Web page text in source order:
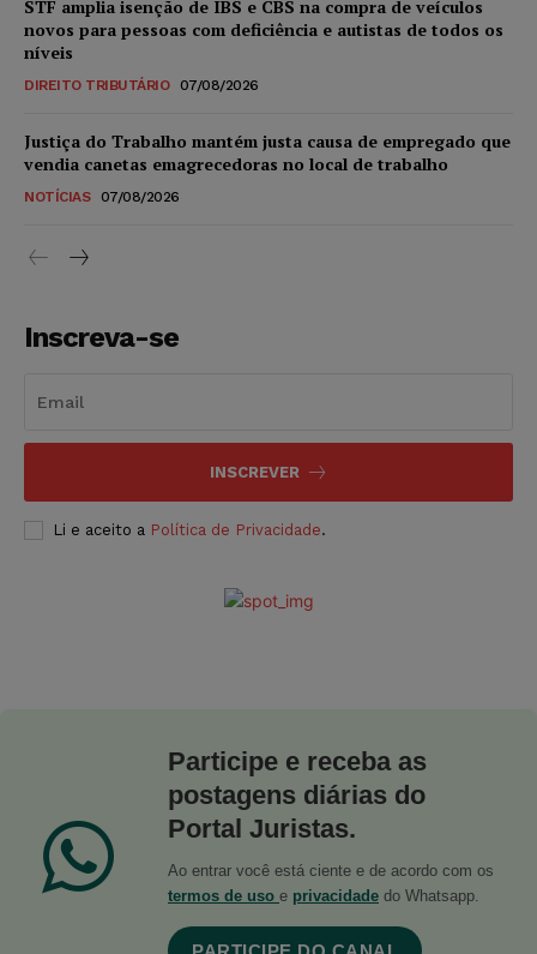
STF amplia isenção de IBS e CBS na compra de veículos
novos para pessoas com deficiência e autistas de todos os
níveis
DIREITO TRIBUTÁRIO 07/08/2026
Justiça do Trabalho mantém justa causa de empregado que
vendia canetas emagrecedoras no local de trabalho
NOTÍCIAS 07/08/2026
Inscreva-se
INSCREVER
Li e aceito a Política de Privacidade.
Participe e receba as
postagens diárias do
Portal Juristas.
Ao entrar você está ciente e de acordo com os
termos de uso e privacidade do Whatsapp.